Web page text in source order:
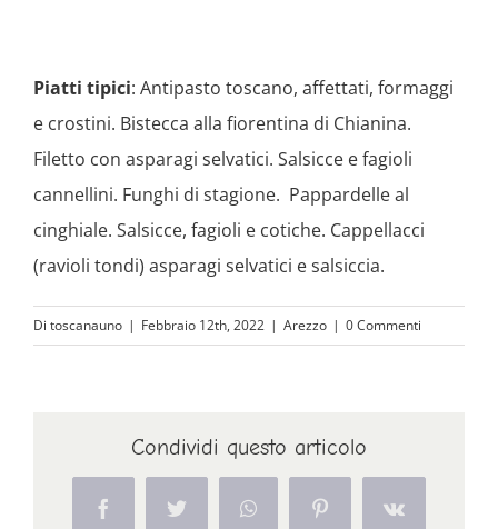
Piatti tipici: Antipasto toscano, affettati, formaggi
e crostini. Bistecca alla fiorentina di Chianina.
Filetto con asparagi selvatici. Salsicce e fagioli
cannellini. Funghi di stagione. Pappardelle al
cinghiale. Salsicce, fagioli e cotiche. Cappellacci
(ravioli tondi) asparagi selvatici e salsiccia.
Di toscanauno | Febbraio 12th, 2022 | Arezzo | 0 Commenti
Condividi questo articolo
FacebookTwitter WhatsAppPinterestVk